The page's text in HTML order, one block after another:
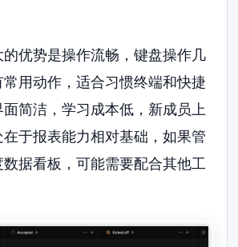
的优势是操作流畅，键盘操作几
用动作，适合习惯终端和快捷
简洁，学习成本低，新成员上
于报表能力相对基础，如果管
据看板，可能需要配合其他工